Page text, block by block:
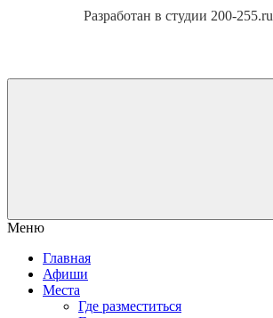
Разработан в студии 200-255.ru
Меню
Главная
Афиши
Места
Где разместиться